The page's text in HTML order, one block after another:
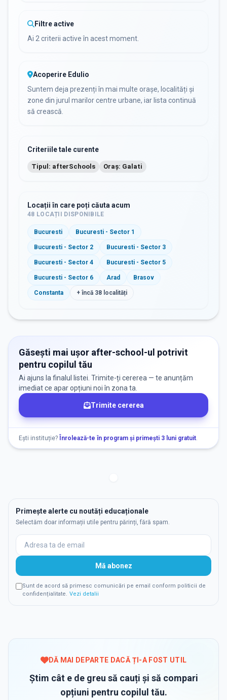
Filtre active
Ai 2 criterii active în acest moment.
Acoperire Edulio
Suntem deja prezenți în mai multe orașe, localități și
zone din jurul marilor centre urbane, iar lista continuă
să crească.
Criteriile tale curente
Tipul: afterSchools Oraș: Galati
Locații în care poți căuta acum
48 LOCAȚII DISPONIBILE
Bucuresti Bucuresti - Sector 1
Bucuresti - Sector 2 Bucuresti - Sector 3
Bucuresti - Sector 4 Bucuresti - Sector 5
Bucuresti - Sector 6 Arad Brasov
Constanta + încă 38 localități
Găsești mai ușor after-school-ul potrivit
pentru copilul tău
Ai ajuns la finalul listei. Trimite-ți cererea — te anunțăm
imediat ce apar opțiuni noi în zona ta.
Trimite cererea
Ești instituție? Înrolează-te în program și primești 3 luni gratuit.
Primește alerte cu noutăți educaționale
Selectăm doar informații utile pentru părinți, fără spam.
Mă abonez
Sunt de acord să primesc comunicări pe email conform politicii de
confidențialitate. Vezi detalii
DĂ MAI DEPARTE DACĂ ȚI-A FOST UTIL
Știm cât e de greu să cauți și să compari
opțiuni pentru copilul tău.